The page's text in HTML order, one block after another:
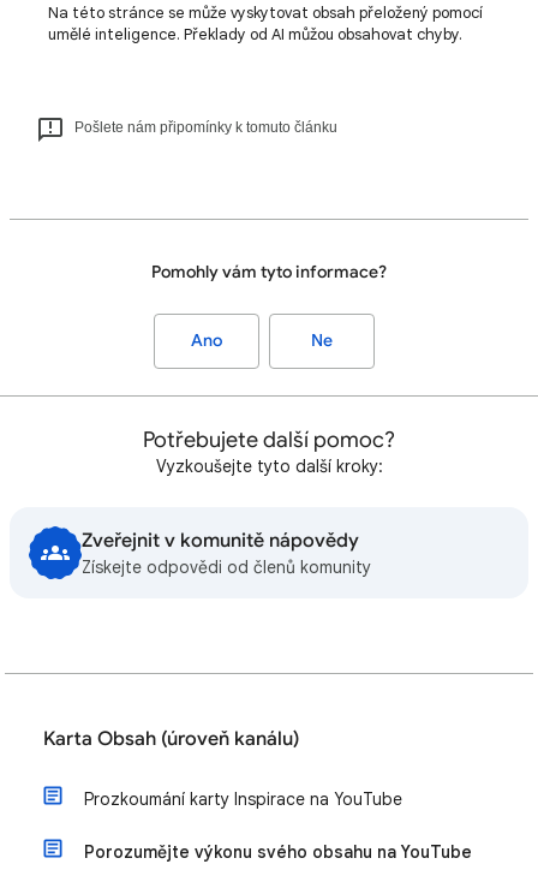
Na této stránce se může vyskytovat obsah přeložený pomocí
umělé inteligence. Překlady od AI můžou obsahovat chyby.
Pošlete nám připomínky k tomuto článku
Pomohly vám tyto informace?
Ano Ne
Potřebujete další pomoc?
Vyzkoušejte tyto další kroky:
Zveřejnit v komunitě nápovědy
Získejte odpovědi od členů komunity
Karta Obsah (úroveň kanálu)
Prozkoumání karty Inspirace na YouTube
Porozumějte výkonu svého obsahu na YouTube